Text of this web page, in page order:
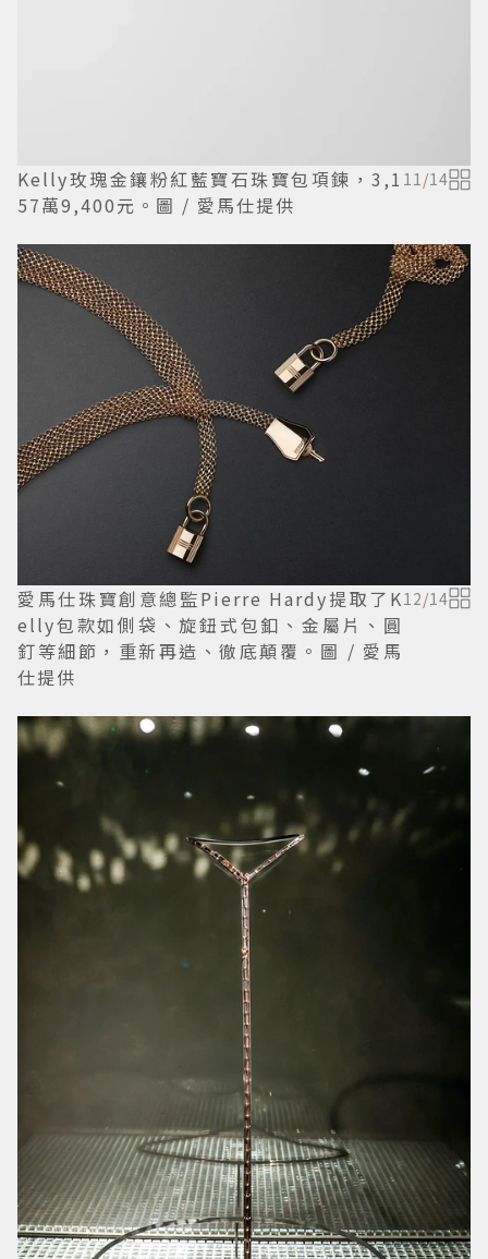
Kelly玫瑰金鑲粉紅藍寶石珠寶包項鍊，3,1
57萬9,400元。圖 / 愛馬仕提供
11/14
愛馬仕珠寶創意總監Pierre Hardy提取了K
elly包款如側袋、旋鈕式包釦、金屬片、圓
釘等細節，重新再造、徹底顛覆。圖 / 愛馬
仕提供
12/14